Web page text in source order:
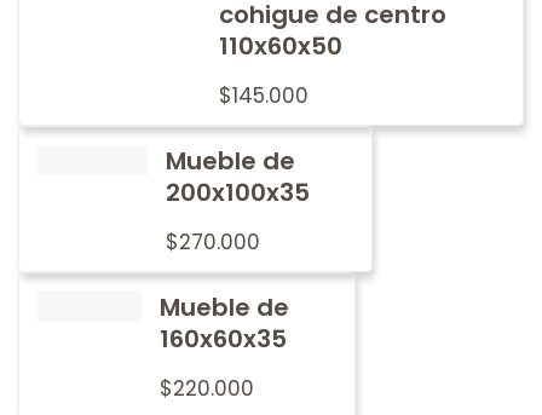
cohigue de centro
110x60x50
$145.000
Mueble de
200x100x35
$270.000
Mueble de
160x60x35
$220.000